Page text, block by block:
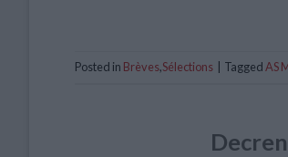
Posted in Brèves,Sélections TaggedAS